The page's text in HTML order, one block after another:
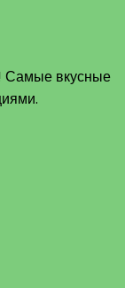
Самые вкусные